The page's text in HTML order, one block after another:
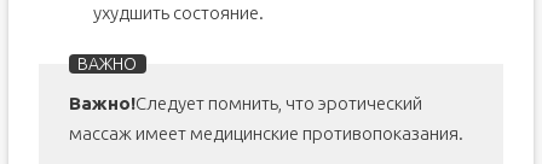
ухудшить состояние.
Важно!Следует помнить, что эротический
массаж имеет медицинские противопоказания.